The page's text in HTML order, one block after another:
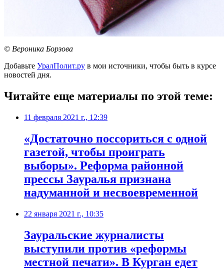
© Вероника Борзова
Добавьте УралПолит.ру в мои источники, чтобы быть в курсе
новостей дня.
Читайте еще материалы по этой теме:
11 февраля 2021 г., 12:39
​«Достаточно поссориться с одной
газетой, чтобы проиграть
выборы». Реформа районной
прессы Зауралья признана
надуманной и несвоевременной
22 января 2021 г., 10:35
Зауральские журналисты
выступили против «реформы
местной печати». В Курган едет